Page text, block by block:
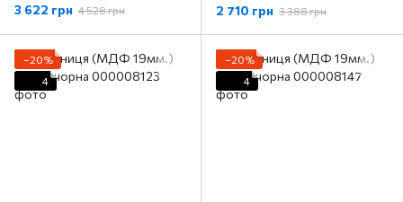
3 622 грн 4 528 грн
2 710 грн 3 388 грн
−20%
4
−20%
4